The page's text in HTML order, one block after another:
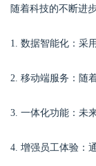
随着科技的不断进
1. 数据智能化：采
2. 移动端服务：随
3. 一体化功能：未
4. 增强员工体验：